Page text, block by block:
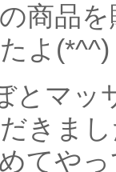
商品
よ(*^^)
とマッ
きま
てや